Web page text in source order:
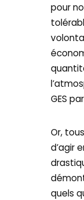
pour
GES
Or,
d’agir
quels